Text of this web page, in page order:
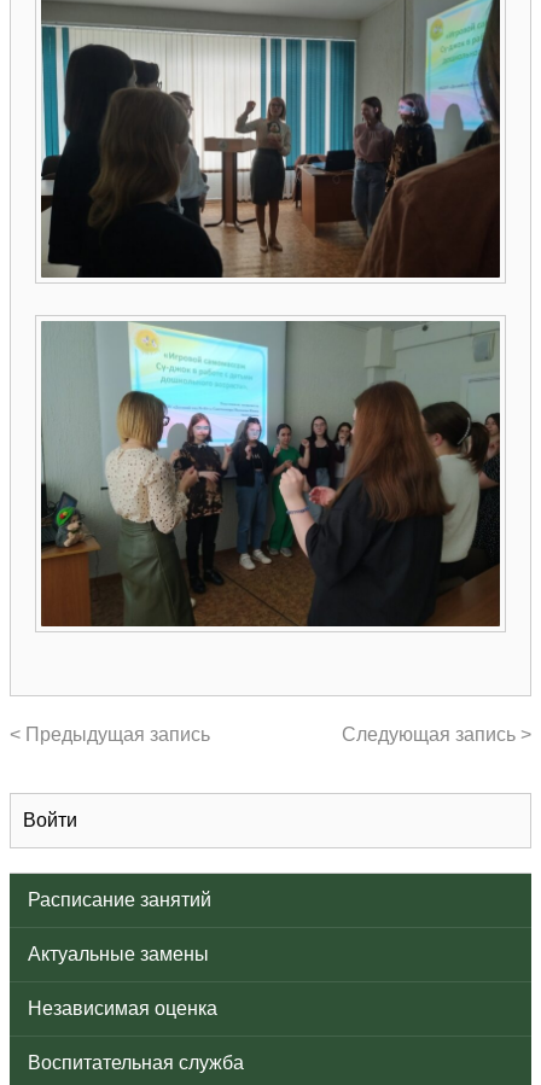
Войти
Расписание занятий
Актуальные замены
Независимая оценка
Воспитательная служба
< Предыдущая запись Следующая запись >